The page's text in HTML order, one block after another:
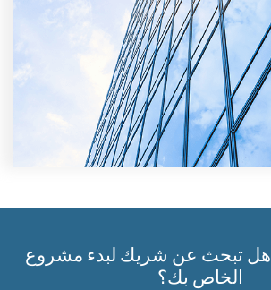
هل تبحث عن شريك لبدء مشروع OEM / ODM
الخاص بك؟